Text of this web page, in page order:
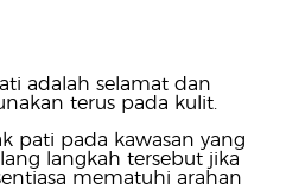
adalah selamat dan
terus pada kulit.
pati pada kawasan yang
langkah tersebut jika
mematuhi arahan